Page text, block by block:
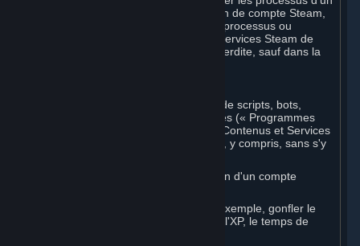
Marché de Souscriptions ou de création de compte Steam,
ou pour interagir avec ou contrôler les processus ou
l'interface utilisateur des Contenus et Services Steam de
toute autre manière, est strictement interdite, sauf dans la
Vous ne pouvez utiliser aucune forme de scripts, bots,
macros ou autres systèmes automatisés (« Programmes
automatisés ») pour interagir avec les Contenus et Services
Steam de quelque manière que ce soit, y compris, sans s'y
automatiser le processus de création d'un compte
falsifier les statistiques de jeu (par exemple, gonfler le
nombre de victoires ou de défaites, l'XP, le temps de